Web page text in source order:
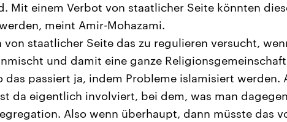
Mit einem Verbot von staatlicher Seite könnten
meint Amir-Mohazami.
von staatlicher Seite das zu regulieren versucht,
und damit eine ganze
das passiert ja, indem Probleme islamisiert werden.
da eigentlich involviert, bei dem, was man
Also wenn überhaupt, dann müsste das